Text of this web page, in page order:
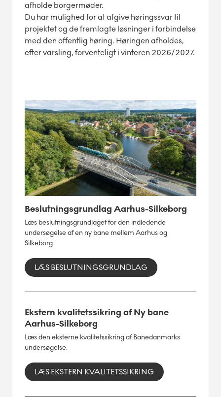
afholde borgermøder.
Du har mulighed for at afgive høringssvar til
projektet og de fremlagte løsninger i forbindelse
med den offentlig høring. Høringen afholdes,
efter varsling, forventeligt i vinteren 2026/2027.
Beslutningsgrundlag Aarhus-Silkeborg
Læs beslutningsgrundlaget for den indledende
undersøgelse af en ny bane mellem Aarhus og
Silkeborg
LÆS BESLUTNINGSGRUNDLAG
Ekstern kvalitetssikring af Ny bane
Aarhus-Silkeborg
Læs den eksterne kvalitetssikring af Banedanmarks
undersøgelse.
LÆS EKSTERN KVALITETSSIKRING